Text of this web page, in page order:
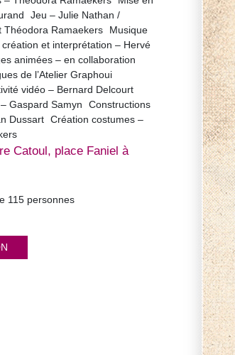
Jeu – Julie Nathan /
Théodora Ramaekers Musique
et interprétation – Hervé
animées – en collaboration
de l’Atelier Graphoui
vidéo – Bernard Delcourt
Gaspard Samyn Constructions
Dussart Création costumes –
Catoul, place Faniel à
115 personnes